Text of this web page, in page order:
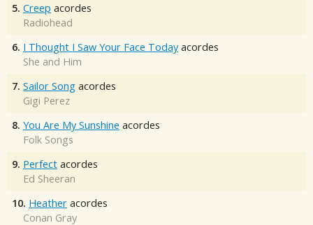
5. Creep acordes
Radiohead
6. I Thought I Saw Your Face Today acordes
She and Him
7. Sailor Song acordes
Gigi Perez
8. You Are My Sunshine acordes
Folk Songs
9. Perfect acordes
Ed Sheeran
10. Heather acordes
Conan Gray